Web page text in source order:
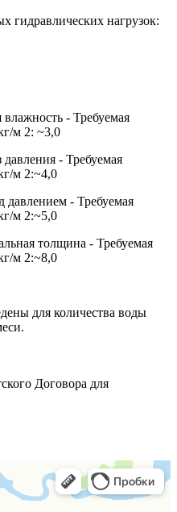
гидравлических нагрузок:
- Требуемая
м 2: ~3,0
- Требуемая
м 2:~4,0
давлением - Требуемая
м 2:~5,0
толщина - Требуемая
м 2:~8,0
для количества воды
Договора для